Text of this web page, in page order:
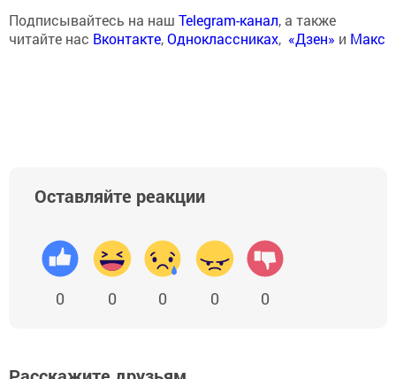
Подписывайтесь на наш Telegram-канал, а также
читайте нас Вконтакте,Одноклассниках, «Дзен» и Макс
Оставляйте реакции
0 0 0 0 0